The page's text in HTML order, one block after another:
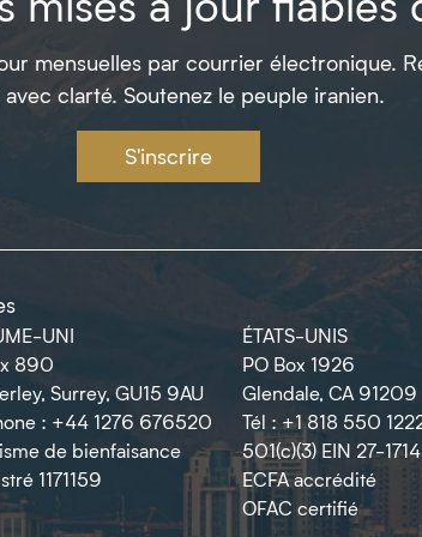
mensuelles par courrier électronique.
avec clarté. Soutenez le peuple iranien.
S'inscrire
UNI
890
Surrey, GU15 9AU
: +44 1276 676520
de bienfaisance
1171159
ÉTATS-UNIS
PO Box 1926
Glendale, CA 91209
Tél : +1 818 550
501(c)(3) EIN 27-
ECFA accrédité
OFAC certifié